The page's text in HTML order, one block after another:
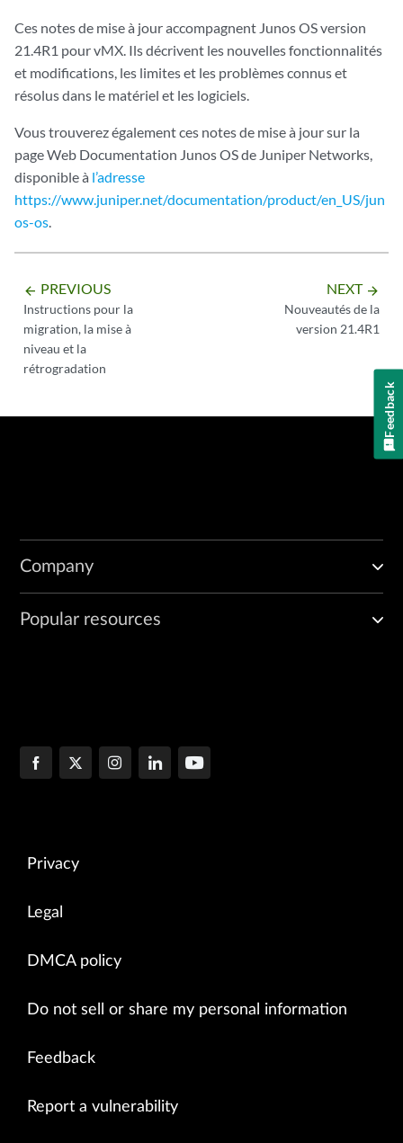
Ces notes de mise à jour accompagnent Junos OS version
21.4R1 pour vMX. Ils décrivent les nouvelles fonctionnalités
et modifications, les limites et les problèmes connus et
résolus dans le matériel et les logiciels.
Vous trouverez également ces notes de mise à jour sur la
page Web Documentation Junos OS de Juniper Networks,
disponible à l’adresse
https://www.juniper.net/documentation/product/en_US/jun
os-os.
arrow_backward PREVIOUS
Instructions pour la
migration, la mise à
niveau et la
rétrogradation
NEXT arrow_forward
Nouveautés de la
version 21.4R1
Company
Popular resources
Privacy
Legal
DMCA policy
Do not sell or share my personal information
Feedback
Report a vulnerability
Feedback